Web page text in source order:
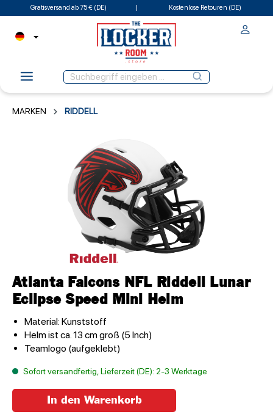
Gratisversand ab 75 € (DE) Kostenlose Retouren (DE)
MARKEN RIDDELL
Atlanta Falcons NFL Riddell Lunar
Eclipse Speed Mini Helm
Material: Kunststoff
Helm ist ca. 13 cm groß (5 Inch)
Teamlogo (aufgeklebt)
Sofort versandfertig, Lieferzeit (DE): 2-3 Werktage
In den Warenkorb